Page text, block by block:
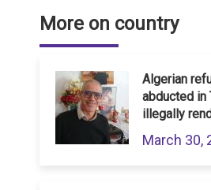
More on country
Algerian
abducted in
illegally
March 30,